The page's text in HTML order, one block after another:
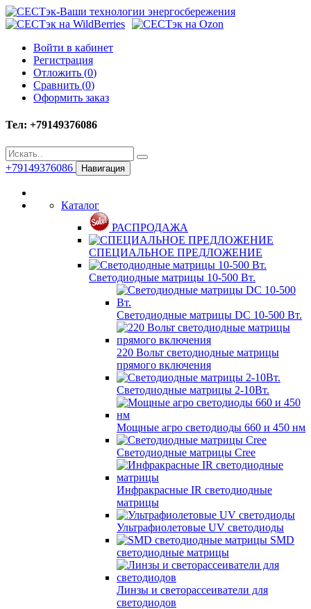
Войти в кабинет
Регистрация
Отложить (0)
Сравнить (0)
Оформить заказ
Тел: +79149376086
+79149376086 Навигация
Каталог
РАСПРОДАЖА
СПЕЦИАЛЬНОЕ ПРЕДЛОЖЕНИЕ
Светодиодные матрицы 10-500 Вт.
Светодиодные матрицы DC 10-500 Вт.
220 Вольт cветодиодные матрицы
прямого включения
Светодиодные матрицы 2-10Вт.
Мощные агро светодиоды 660 и 450 нм
Светодиодные матрицы Cree
Инфракрасные IR светодиодные
матрицы
Ультрафиолетовые UV светодиоды
SMD
светодиодные матрицы
Линзы и светорассеиватели для
светодиодов